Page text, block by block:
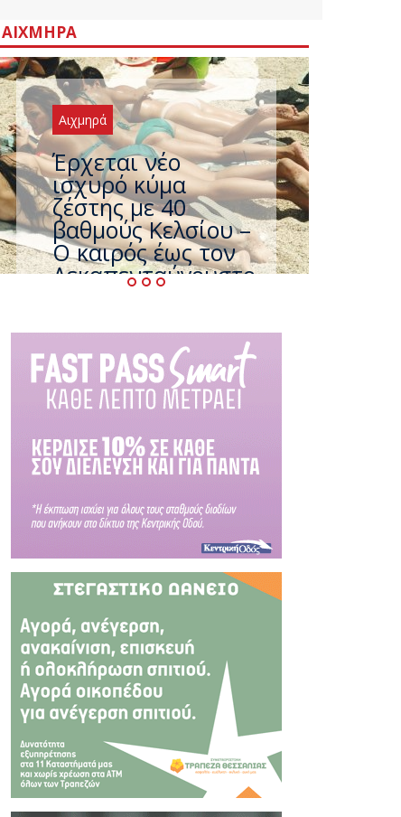
ΑΙΧΜΗΡΆ
Αιχμηρά
Άφαντος ο
Τσίπρας… την ώρα
που η χώρα
καίγεται